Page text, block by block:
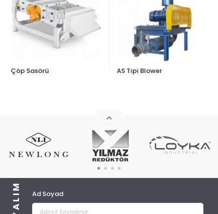
Çöp Sasörü AS Tipi Blower
Ad Soyad